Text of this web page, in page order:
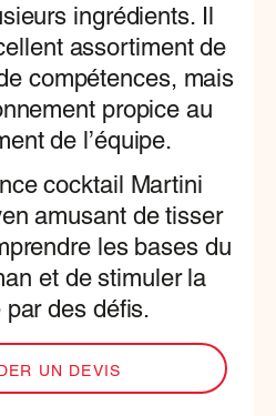
ingrédients. Il
assortiment de
compétences, mais
propice au
de l’équipe.
cocktail Martini
amusant de tisser
les bases du
et de stimuler la
des défis.
UN DEVIS